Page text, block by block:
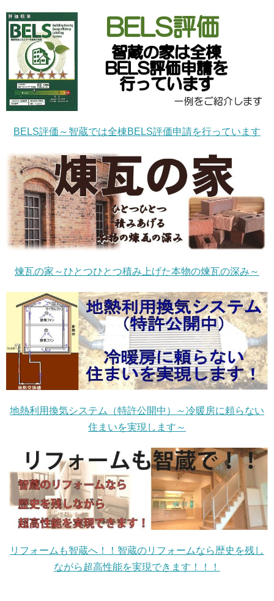
BELS評価～智蔵では全棟BELS評価申請を行っています
煉瓦の家～ひとつひとつ積み上げた本物の煉瓦の深み～
地熱利用換気システム（特許公開中）～冷暖房に頼らない
住まいを実現します～
リフォームも智蔵へ！！智蔵のリフォームなら歴史を残し
ながら超高性能を実現できます！！！